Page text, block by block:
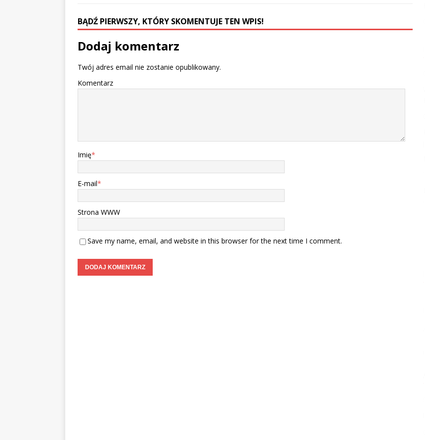
BĄDŹ PIERWSZY, KTÓRY SKOMENTUJE TEN WPIS!
Dodaj komentarz
Twój adres email nie zostanie opublikowany.
Komentarz
Imię*
E-mail*
Strona WWW
Save my name, email, and website in this browser for the next time I comment.